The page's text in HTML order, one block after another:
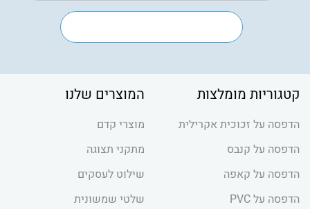
קטגוריות מומלצות
הדפסה על זכוכית אקרילית
הדפסה על קנבס
הדפסה על קאפה
הדפסה על PVC
המוצרים שלנו
מוצרי קדם
מתקני תצוגה
שילוט לעסקים
שלטי שמשונית